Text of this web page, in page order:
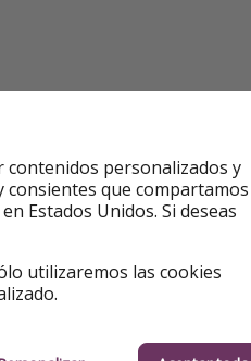
919152178de lunes a viernes
personalizados y
consientes que compartamos
Estados Unidos. Si deseas
utilizaremos las cookies